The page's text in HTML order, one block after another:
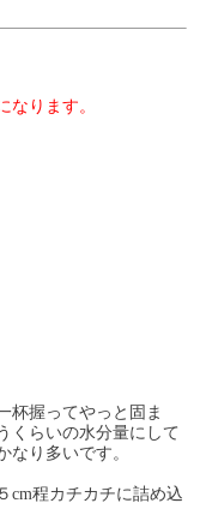
なります。
杯握ってやっと固ま
くらいの水分量にして
なり多いです。
cm程カチカチに詰め込